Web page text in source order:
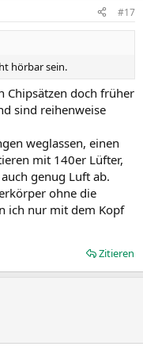
#17
hörbar sein.
Chipsätzen doch früher
sind reihenweise
weglassen, einen
mit 140er Lüfter,
genug Luft ab.
ohne die
ich nur mit dem Kopf
Zitieren